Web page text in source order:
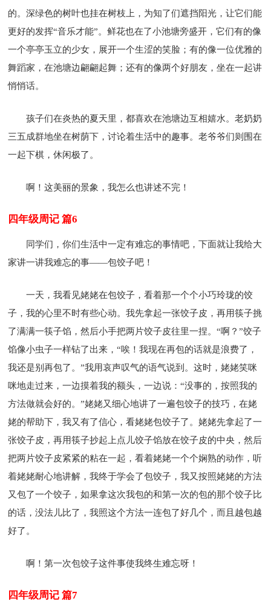
的。深绿色的树叶也挂在树枝上，为知了们遮挡阳光，让它们能
更好的发挥“音乐才能”。鲜花也在了小池塘旁盛开，它们有的像
一个亭亭玉立的少女，展开一个生涩的笑脸；有的像一位优雅的
舞蹈家，在池塘边翩翩起舞；还有的像两个好朋友，坐在一起讲
悄悄话。
孩子们在炎热的夏天里，都喜欢在池塘边互相嬉水。老奶奶
三五成群地坐在树荫下，讨论着生活中的趣事。老爷爷们则围在
一起下棋，休闲极了。
啊！这美丽的景象，我怎么也讲述不完！
四年级周记 篇6
同学们，你们生活中一定有难忘的事情吧，下面就让我给大
家讲一讲我难忘的事——包饺子吧！
一天，我看见姥姥在包饺子，看着那一个个小巧玲珑的饺
子，我的心里不时有些心动。我先拿起一张饺子皮，再用筷子挑
了满满一筷子馅，然后小手把两片饺子皮往里一捏。“啊？”饺子
馅像小虫子一样钻了出来，“唉！我现在再包的话就是浪费了，
我还是别再包了。”我用哀声叹气的语气说到。这时，姥姥笑咪
咪地走过来，一边摸着我的额头，一边说：“没事的，按照我的
方法做就会好的。”姥姥又细心地讲了一遍包饺子的技巧，在姥
姥的帮助下，我又有了信心，看姥姥包饺子了。姥姥先拿起了一
张饺子皮，再用筷子抄起上点儿饺子馅放在饺子皮的中央，然后
把两片饺子皮紧紧的粘在一起，看着姥姥一个个娴熟的动作，听
着姥姥耐心地讲解，我终于学会了包饺子，我又按照姥姥的方法
又包了一个饺子，如果拿这次我包的和第一次的包的那个饺子比
的话，没法儿比了，我照这个方法一连包了好几个，而且越包越
好了。
啊！第一次包饺子这件事使我终生难忘呀！
四年级周记 篇7